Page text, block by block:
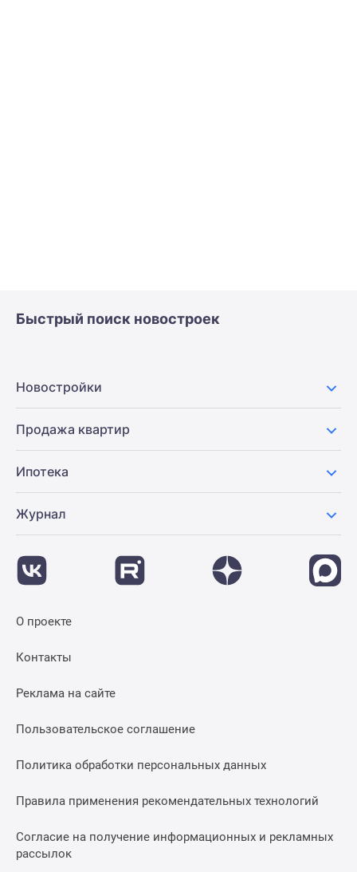
Быстрый поиск новостроек
Новостройки
Продажа квартир
Ипотека
Журнал
О проекте
Контакты
Реклама на сайте
Пользовательское соглашение
Политика обработки персональных данных
Правила применения рекомендательных технологий
Согласие на получение информационных и рекламных
рассылок